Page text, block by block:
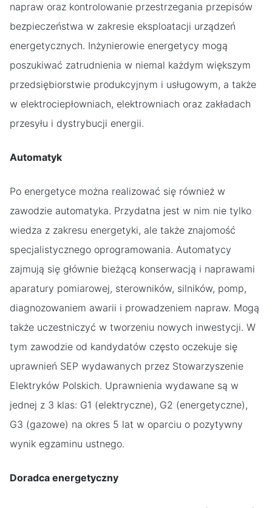
napraw oraz kontrolowanie przestrzegania przepisów
bezpieczeństwa w zakresie eksploatacji urządzeń
energetycznych. Inżynierowie energetycy mogą
poszukiwać zatrudnienia w niemal każdym większym
przedsiębiorstwie produkcyjnym i usługowym, a także
w elektrociepłowniach, elektrowniach oraz zakładach
przesyłu i dystrybucji energii.
Automatyk
Po energetyce można realizować się również w
zawodzie automatyka. Przydatna jest w nim nie tylko
wiedza z zakresu energetyki, ale także znajomość
specjalistycznego oprogramowania. Automatycy
zajmują się głównie bieżącą konserwacją i naprawami
aparatury pomiarowej, sterowników, silników, pomp,
diagnozowaniem awarii i prowadzeniem napraw. Mogą
także uczestniczyć w tworzeniu nowych inwestycji. W
tym zawodzie od kandydatów często oczekuje się
uprawnień SEP wydawanych przez Stowarzyszenie
Elektryków Polskich. Uprawnienia wydawane są w
jednej z 3 klas: G1 (elektryczne), G2 (energetyczne),
G3 (gazowe) na okres 5 lat w oparciu o pozytywny
wynik egzaminu ustnego.
Doradca energetyczny